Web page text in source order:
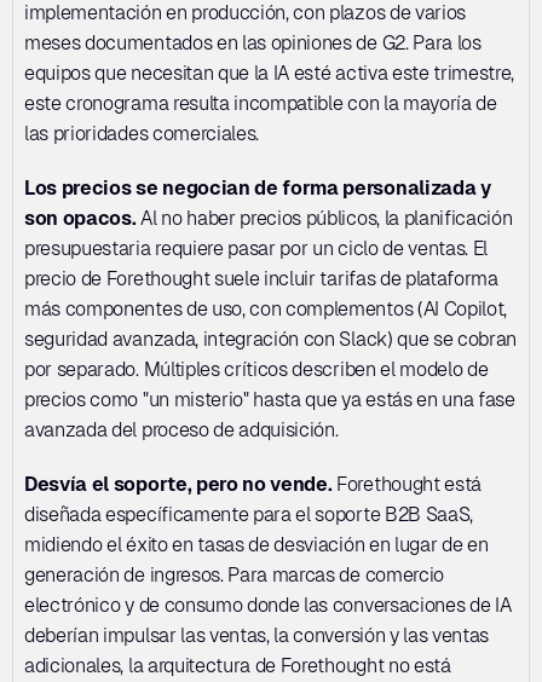
implementación en producción, con plazos de varios
meses documentados en las opiniones de G2. Para los
equipos que necesitan que la IA esté activa este trimestre,
este cronograma resulta incompatible con la mayoría de
las prioridades comerciales.
Los precios se negocian de forma personalizada y
son opacos. Al no haber precios públicos, la planificación
presupuestaria requiere pasar por un ciclo de ventas. El
precio de Forethought suele incluir tarifas de plataforma
más componentes de uso, con complementos (AI Copilot,
seguridad avanzada, integración con Slack) que se cobran
por separado. Múltiples críticos describen el modelo de
precios como "un misterio" hasta que ya estás en una fase
avanzada del proceso de adquisición.
Desvía el soporte, pero no vende. Forethought está
diseñada específicamente para el soporte B2B SaaS,
midiendo el éxito en tasas de desviación en lugar de en
generación de ingresos. Para marcas de comercio
electrónico y de consumo donde las conversaciones de IA
deberían impulsar las ventas, la conversión y las ventas
adicionales, la arquitectura de Forethought no está